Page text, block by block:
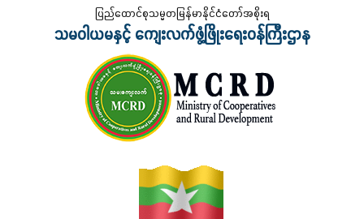
ပြည်ထောင်စုသမ္မတမြန်မာနိုင်ငံတော်အစိုးရ
သမဝါယမနှင့် ကျေးလက်ဖွံ့ဖြိုးရေးဝန်ကြီးဌာန